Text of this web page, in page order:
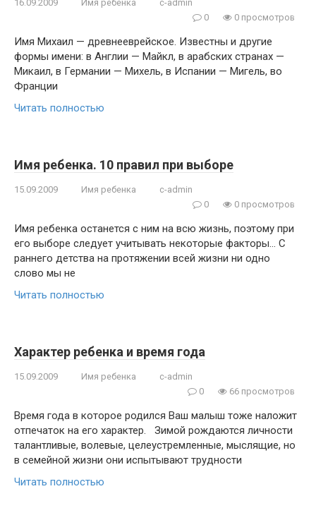
16.09.2009 Имя ребенка
c-admin
0
0 просмотров
Имя Михаил — древнееврейское. Известны и другие
формы имени: в Англии — Майкл, в арабских странах —
Микаил, в Германии — Михель, в Испании — Мигель, во
Франции
Читать полностью
Имя ребенка. 10 правил при выборе
15.09.2009 Имя ребенка
c-admin
0
0 просмотров
Имя ребенка останется с ним на всю жизнь, поэтому при
его выборе следует учитывать некоторые факторы… С
раннего детства на протяжении всей жизни ни одно
слово мы не
Читать полностью
Характер ребенка и время года
15.09.2009 Имя ребенка
c-admin
0
66 просмотров
Время года в которое родился Ваш малыш тоже наложит
отпечаток на его характер. Зимой рождаются личности
талантливые, волевые, целеустремленные, мыслящие, но
в семейной жизни они испытывают трудности
Читать полностью